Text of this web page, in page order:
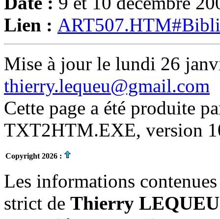
Lien :
Mise à jour le lundi 26
thierry.lequeu@gmail.com
Cette page a été produite
TXT2HTM.EXE, version
Copyright 2026 :
Les informations
strict de Thierry LEQUEU